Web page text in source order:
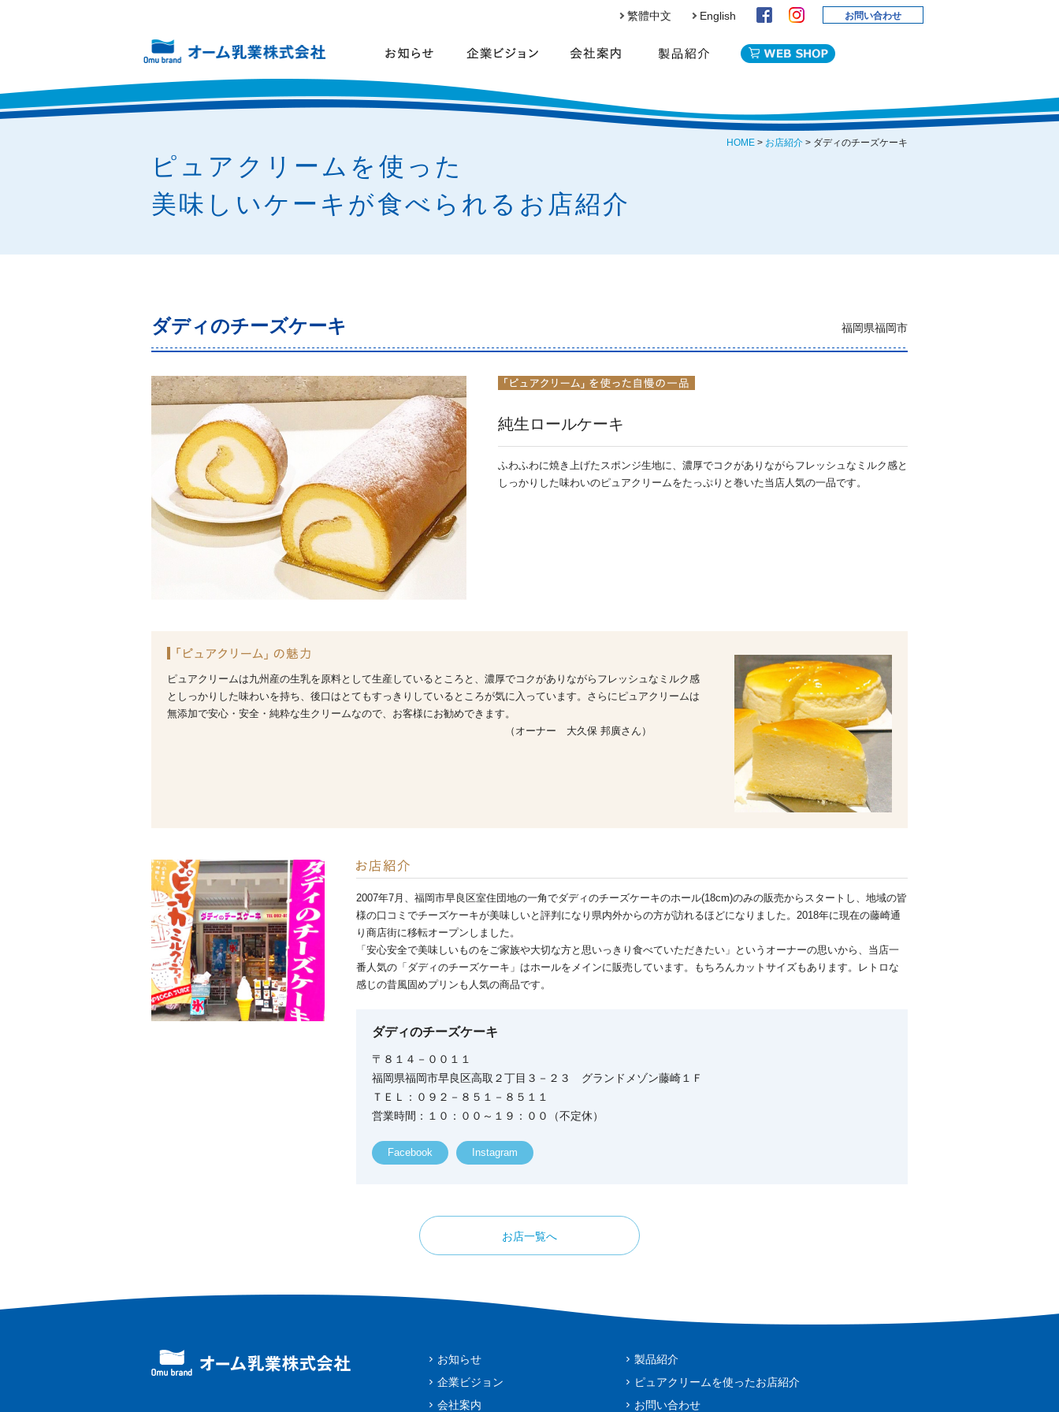
お問い合わせ
English
繁體中文
HOME > お店紹介 > ダディのチーズケーキ
ピュアクリームを使った
美味しいケーキが食べられるお店紹介
ダディのチーズケーキ 福岡県福岡市
純生ロールケーキ
ふわふわに焼き上げたスポンジ生地に、濃厚でコクがありながらフレッシュなミルク感と
しっかりした味わいのピュアクリームをたっぷりと巻いた当店人気の一品です。
ピュアクリームは九州産の生乳を原料として生産しているところと、濃厚でコクがありながらフレッシュなミルク感
としっかりした味わいを持ち、後口はとてもすっきりしているところが気に入っています。さらにピュアクリームは
無添加で安心・安全・純粋な生クリームなので、お客様にお勧めできます。
（オーナー 大久保 邦廣さん）
2007年7月、福岡市早良区室住団地の一角でダディのチーズケーキのホール(18cm)のみの販売からスタートし、地域の皆
様の口コミでチーズケーキが美味しいと評判になり県内外からの方が訪れるほどになりました。2018年に現在の藤崎通
り商店街に移転オープンしました。
「安心安全で美味しいものをご家族や大切な方と思いっきり食べていただきたい」というオーナーの思いから、当店一
番人気の「ダディのチーズケーキ」はホールをメインに販売しています。もちろんカットサイズもあります。レトロな
感じの昔風固めプリンも人気の商品です。
ダディのチーズケーキ
〒８１４－００１１
福岡県福岡市早良区高取２丁目３－２３ グランドメゾン藤崎１Ｆ
ＴＥＬ：０９２－８５１－８５１１
営業時間：１０：００～１９：００（不定休）
Facebook Instagram
お店一覧へ
お知らせ
企業ビジョン
会社案内
製品紹介
ピュアクリームを使ったお店紹介
お問い合わせ